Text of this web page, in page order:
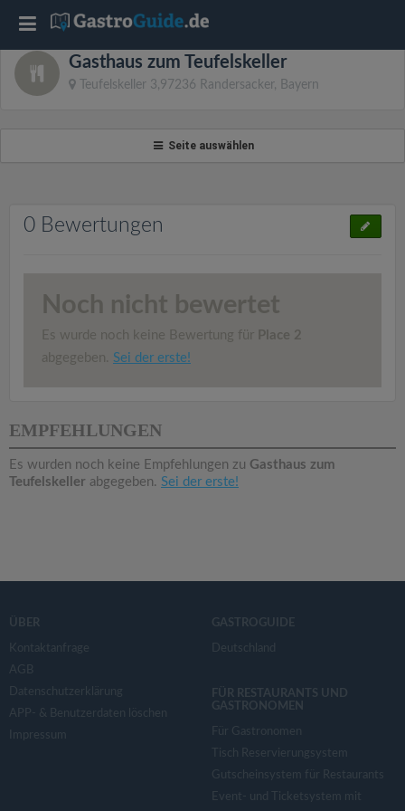
Gasthaus zum Teufelskeller
Teufelskeller 3,97236 Randersacker, Bayern
Seite auswählen
0 Bewertungen
Noch nicht bewertet
Es wurde noch keine Bewertung für Place 2
abgegeben. Sei der erste!
EMPFEHLUNGEN
Es wurden noch keine Empfehlungen zu Gasthaus zum
Teufelskeller abgegeben. Sei der erste!
ÜBER
Kontaktanfrage
AGB
Datenschutzerklärung
APP- & Benutzerdaten löschen
Impressum
GASTROGUIDE
Deutschland
FÜR RESTAURANTS UND
GASTRONOMEN
Für Gastronomen
Tisch Reservierungsystem
Gutscheinsystem für Restaurants
Event- und Ticketsystem mit
T
o
i
o
n